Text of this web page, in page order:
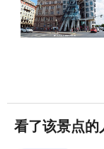
看了该景点的